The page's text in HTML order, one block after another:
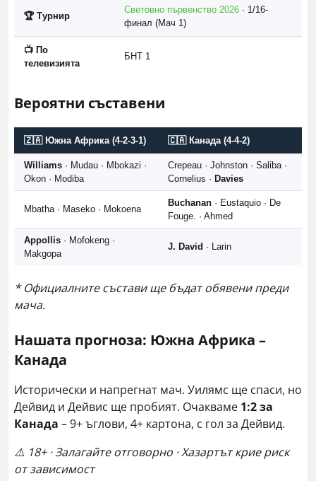
🏆 Турнир
Световно първенство 2026 · 1/16-
финал (Мач 1)
📺 По
телевизията
БНТ 1
Вероятни съставени
🇿🇦 Южна Африка (4-2-3-1) 🇨🇦 Канада (4-4-2)
Williams · Mudau · Mbokazi ·
Okon · Modiba
Crepeau · Johnston · Saliba ·
Cornelius · Davies
Mbatha · Maseko · Mokoena
Buchanan · Eustaquio · De
Fouge. · Ahmed
Appollis · Mofokeng ·
Makgopa
J. David · Larin
* Официалните състави ще бъдат обявени преди
мача.
Нашата прогноза: Южна Африка –
Канада
Исторически и напрегнат мач. Уилямс ще спаси, но
Дейвид и Дейвис ще пробият. Очакваме 1:2 за
Канада – 9+ ъглови, 4+ картона, с гол за Дейвид.
⚠️ 18+ · Залагайте отговорно · Хазартът крие риск
от зависимост